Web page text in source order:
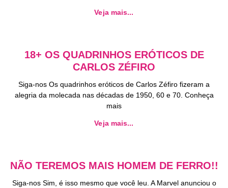
Veja mais...
18+ OS QUADRINHOS ERÓTICOS DE
CARLOS ZÉFIRO
Siga-nos Os quadrinhos eróticos de Carlos Zéfiro fizeram a
alegria da molecada nas décadas de 1950, 60 e 70. Conheça
mais
Veja mais...
NÃO TEREMOS MAIS HOMEM DE FERRO!!
Siga-nos Sim, é isso mesmo que você leu. A Marvel anunciou o